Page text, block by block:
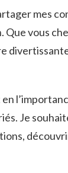
mes
vous
Je